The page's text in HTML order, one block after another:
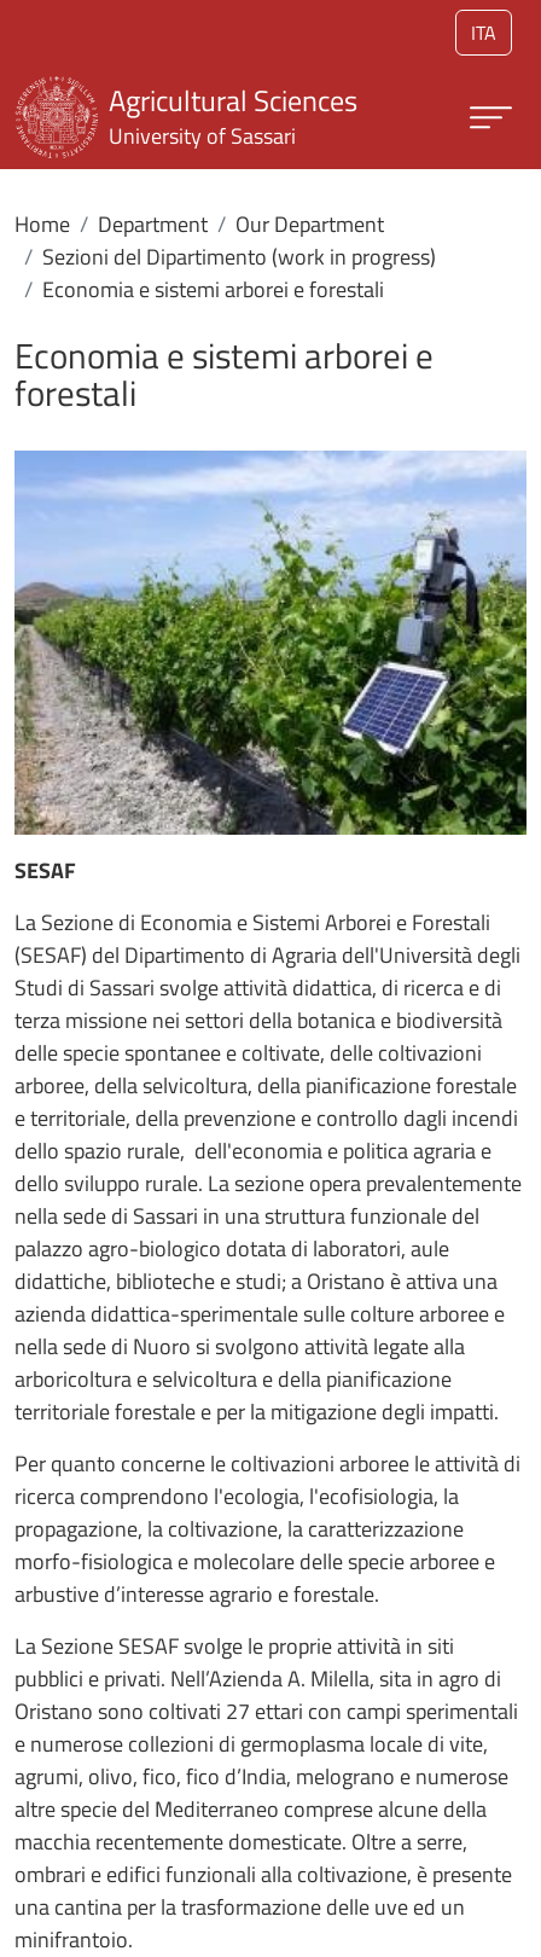
ITA
Agricultural Sciences
University of Sassari
Home Department
Our Department
Sezioni del Dipartimento (work in progress)
Economia e sistemi arborei e forestali
Economia e sistemi arborei e
forestali
SESAF
La Sezione di Economia e Sistemi Arborei e Forestali
(SESAF) del Dipartimento di Agraria dell'Università degli
Studi di Sassari svolge attività didattica, di ricerca e di
terza missione nei settori della botanica e biodiversità
delle specie spontanee e coltivate, delle coltivazioni
arboree, della selvicoltura, della pianificazione forestale
e territoriale, della prevenzione e controllo dagli incendi
dello spazio rurale, dell'economia e politica agraria e
dello sviluppo rurale. La sezione opera prevalentemente
nella sede di Sassari in una struttura funzionale del
palazzo agro-biologico dotata di laboratori, aule
didattiche, biblioteche e studi; a Oristano è attiva una
azienda didattica-sperimentale sulle colture arboree e
nella sede di Nuoro si svolgono attività legate alla
arboricoltura e selvicoltura e della pianificazione
territoriale forestale e per la mitigazione degli impatti.
Per quanto concerne le coltivazioni arboree le attività di
ricerca comprendono l'ecologia, l'ecofisiologia, la
propagazione, la coltivazione, la caratterizzazione
morfo-fisiologica e molecolare delle specie arboree e
arbustive d’interesse agrario e forestale.
La Sezione SESAF svolge le proprie attività in siti
pubblici e privati. Nell’Azienda A. Milella, sita in agro di
Oristano sono coltivati 27 ettari con campi sperimentali
e numerose collezioni di germoplasma locale di vite,
agrumi, olivo, fico, fico d’India, melograno e numerose
altre specie del Mediterraneo comprese alcune della
macchia recentemente domesticate. Oltre a serre,
ombrari e edifici funzionali alla coltivazione, è presente
una cantina per la trasformazione delle uve ed un
minifrantoio.